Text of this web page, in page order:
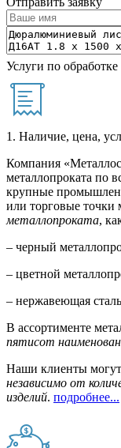
Услуги по
1. Наличие, цена,
Компания
металлопроката по
крупные
или торговые точки
металлопроката,
– черный
– цветной
– нержавеющая
В ассортименте
пятисот
Наши клиенты могут
независимо от
изделий. подробнее...